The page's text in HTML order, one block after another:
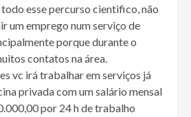
esse percurso cientifico, não
um emprego num serviço de
porque durante o
contatos na área.
vc irá trabalhar em serviços já
privada com um salário mensal
por 24 h de trabalho